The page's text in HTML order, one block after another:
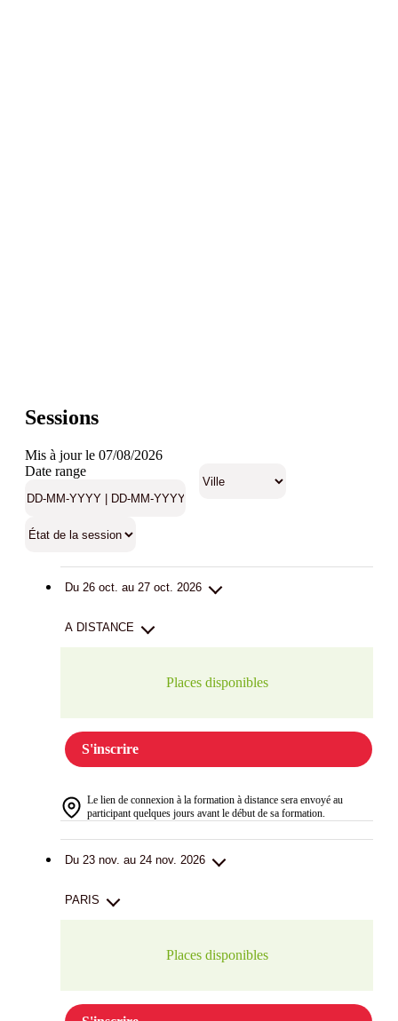
Sessions
Mis à jour le 07/08/2026
Date range
Du 26 oct. au 27 oct. 2026
A DISTANCE
Places disponibles
S'inscrire
Le lien de connexion à la formation à distance sera envoyé au
participant quelques jours avant le début de sa formation.
Du 23 nov. au 24 nov. 2026
PARIS
Places disponibles